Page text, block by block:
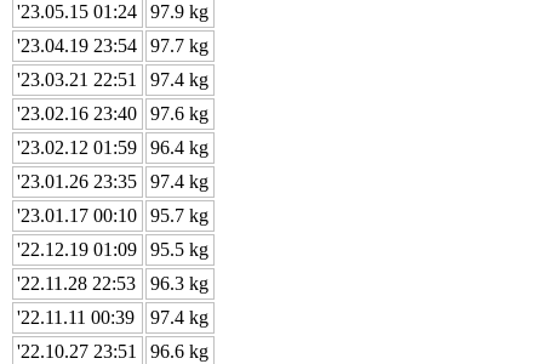
'23.05.15 01:24
97.9 kg
'23.04.19 23:54
97.7 kg
'23.03.21 22:51
97.4 kg
'23.02.16 23:40
97.6 kg
'23.02.12 01:59
96.4 kg
'23.01.26 23:35
97.4 kg
'23.01.17 00:10
95.7 kg
'22.12.19 01:09
95.5 kg
'22.11.28 22:53
96.3 kg
'22.11.11 00:39
97.4 kg
'22.10.27 23:51
96.6 kg